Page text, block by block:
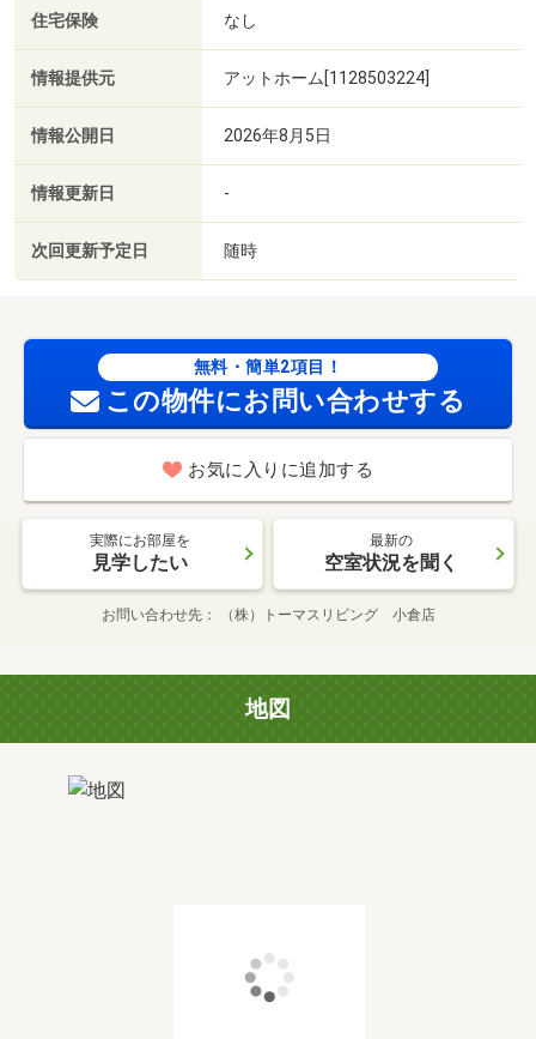
住宅保険 なし
情報提供元 アットホーム[1128503224]
情報公開日 2026年8月5日
情報更新日 -
次回更新予定日 随時
無料・簡単2項目！
この物件にお問い合わせする
お気に入りに追加する
実際にお部屋を
見学したい
最新の
空室状況を聞く
お問い合わせ先 （株）トーマスリビング 小倉店
地図